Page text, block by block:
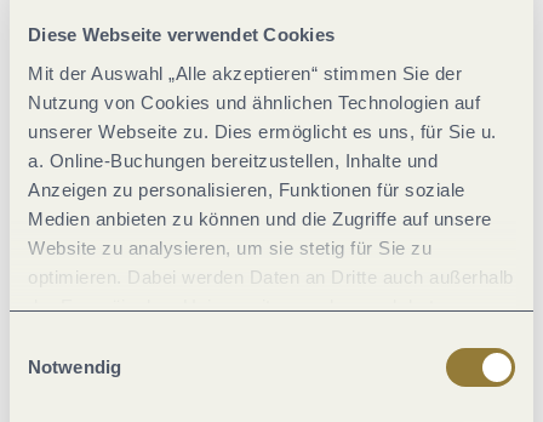
Diese Webseite verwendet Cookies
Mit der Auswahl „Alle akzeptieren“ stimmen Sie der
Nutzung von Cookies und ähnlichen Technologien auf
unserer Webseite zu. Dies ermöglicht es uns, für Sie u.
a. Online-Buchungen bereitzustellen, Inhalte und
Anzeigen zu personalisieren, Funktionen für soziale
Medien anbieten zu können und die Zugriffe auf unsere
Website zu analysieren, um sie stetig für Sie zu
optimieren. Dabei werden Daten an Dritte auch außerhalb
der Europäischen Union weitergegeben und dort
jederzeit widerrufen werden. Mit der Auswahl "Alle
ablehnen" kann es zu Beeinträchtigungen in der Nutzung
Notwendig
Eignung
Einrichtungen Betrieb
Lage
Sport / Freizeit
Betten & Zimmer